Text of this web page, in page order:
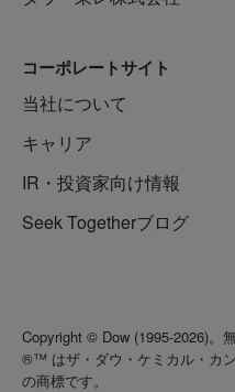
コーポレートサイト
当社について
キャリア
IR・投資家向け情報
Seek Togetherブログ
Copyright © Dow (1995-2026)。
®™ はザ・ダウ・ケミカル・カ
の商標です。